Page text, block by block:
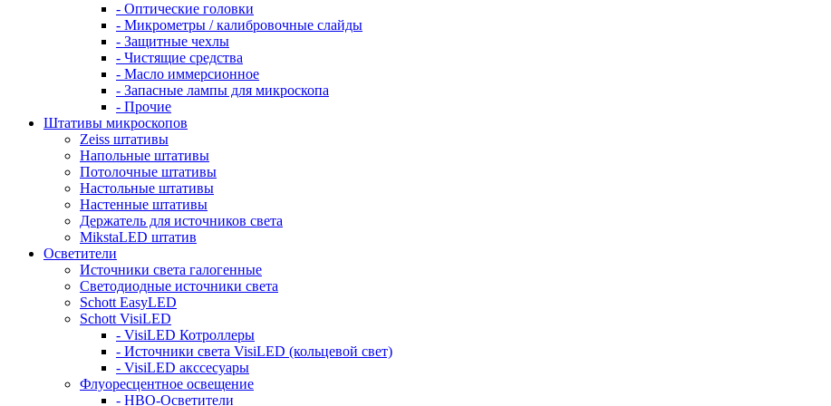
- Оптические головки
- Микрометры / калибровочные слайды
- Защитные чехлы
- Чистящие средства
- Масло иммерсионное
- Запасные лампы для микроскопа
- Прочие
Штативы микроскопов
Zeiss штативы
Напольные штативы
Потолочные штативы
Настольные штативы
Настенные штативы
Держатель для источников света
MikstaLED штатив
Осветители
Источники света галогенные
Светодиодные источники света
Schott EasyLED
Schott VisiLED
- VisiLED Котроллеры
- Источники света VisiLED (кольцевой свет)
- VisiLED акссесуары
Флуоресцентное освещение
- HBO-Осветители